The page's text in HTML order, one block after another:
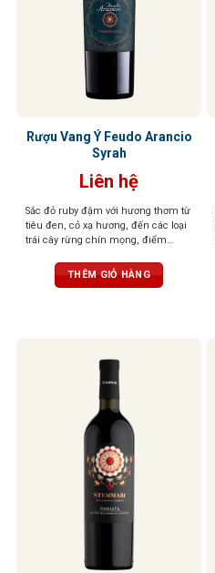
Rượu Vang Ý Feudo Arancio
Syrah
Liên hệ
Sắc đỏ ruby đậm với hương thơm từ
tiêu đen, cỏ xạ hương, đến các loại
trái cây rừng chín mọng, điểm
Tannin mềm mượt, tròn đầy cân
đối, tạo nên một tổng thể hài hòa
THÊM GIỎ HÀNG